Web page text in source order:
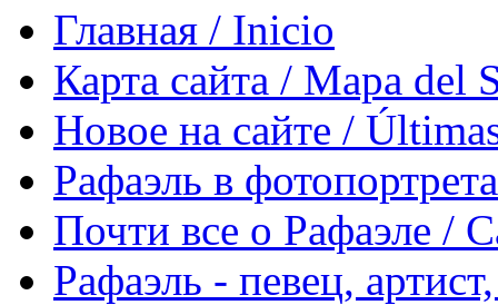
Главная / Inicio
Карта сайта / Mapa del
Новое на сайте /
Рафаэль в
Почти все о Рафаэле /
Рафаэль - певец,